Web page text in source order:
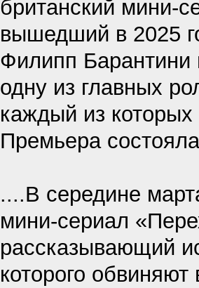
британский мини-
вышедший в 2025
Филипп Барантини
одну из главных
каждый из
Премьера
....В середине
мини-сериал
рассказывающий
которого